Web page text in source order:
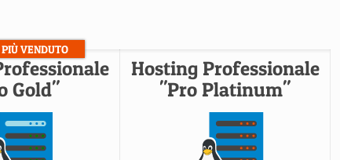
PIÙ VENDUTO
Gold"
Hosting Professionale
"Pro Platinum"